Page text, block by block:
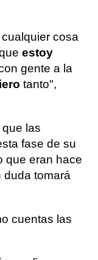
cosa
estoy
gente a la
tanto",
las
fase de su
que eran hace
duda tomará
cuentas las